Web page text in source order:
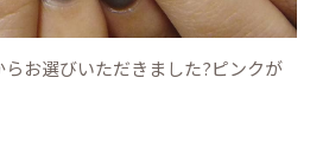
お選びいただきました?ピンクが